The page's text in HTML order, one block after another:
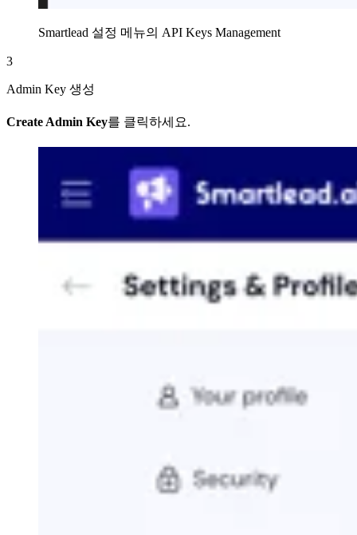
Smartlead 설정 메뉴의 API Keys Management
3
Admin Key 생성
Create Admin Key를 클릭하세요.